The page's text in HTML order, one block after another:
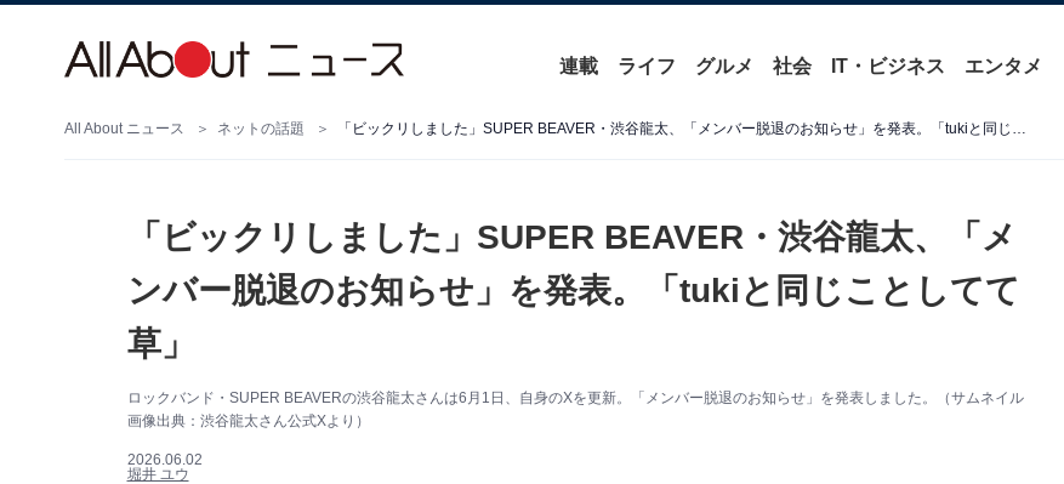
連載 ライフ グルメ 社会 IT・ビジネス エンタメ
All About ニュース ネットの話題 「ビックリしました」SUPER BEAVER・渋谷龍太、「メンバー脱退のお知らせ」を発表。「tukiと同じことしてて草」
「ビックリしました」SUPER BEAVER・渋谷龍太、「メ
ンバー脱退のお知らせ」を発表。「tukiと同じことしてて
草」
ロックバンド・SUPER BEAVERの渋谷龍太さんは6月1日、自身のXを更新。「メンバー脱退のお知らせ」を発表しました。（サムネイル
画像出典：渋谷龍太さん公式Xより）
2026.06.02
堀井 ユウ